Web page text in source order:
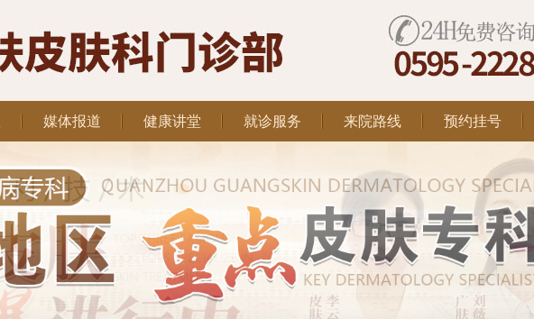
媒体报道 健康讲堂 就诊服务 来院路线 预约挂号